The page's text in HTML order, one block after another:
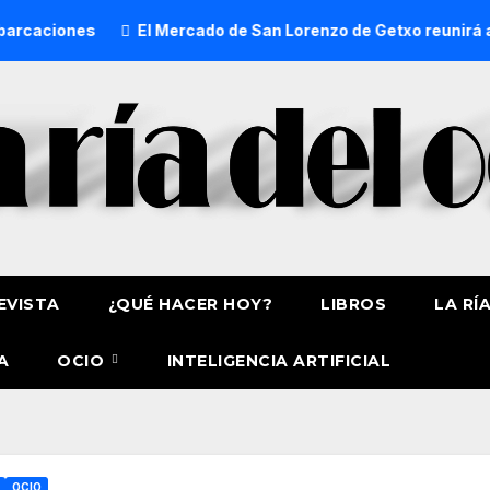
El Mercado de San Lorenzo de Getxo reunirá a más de 50
¿QUÉ HACER HOY? LIBROS LA
OCIO INTELIGENCIA ARTIFICIAL
OCIO